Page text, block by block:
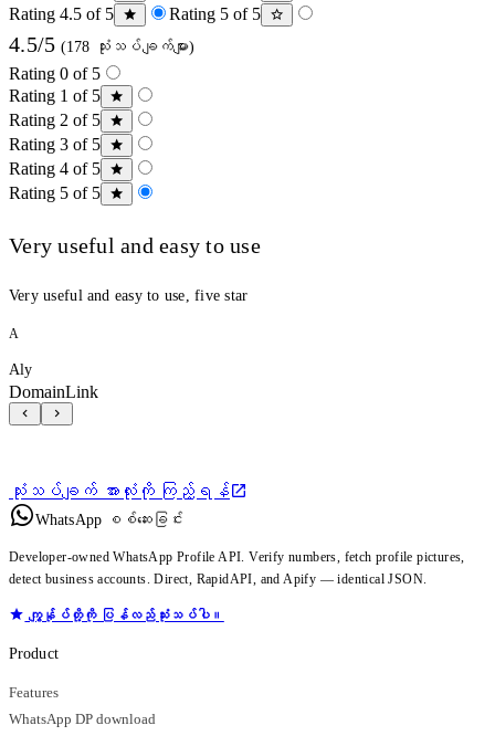
Rating 4.5 of 5
Rating 5 of 5
4.5/5 (178 သုံးသပ်ချက်များ)
Rating 0 of 5
Rating 1 of 5
Rating 2 of 5
Rating 3 of 5
Rating 4 of 5
Rating 5 of 5
Very useful and easy to use
Very useful and easy to use, five star
A
Aly
DomainLink
သုံးသပ်ချက် အားလုံးကို ကြည့်ရန်
WhatsApp စစ်ဆေးခြင်း
Developer-owned WhatsApp Profile API. Verify numbers, fetch profile pictures,
detect business accounts. Direct, RapidAPI, and Apify — identical JSON.
ကျွန်ုပ်တို့ကို ပြန်လည်သုံးသပ်ပါ။
Product
Features
WhatsApp DP download